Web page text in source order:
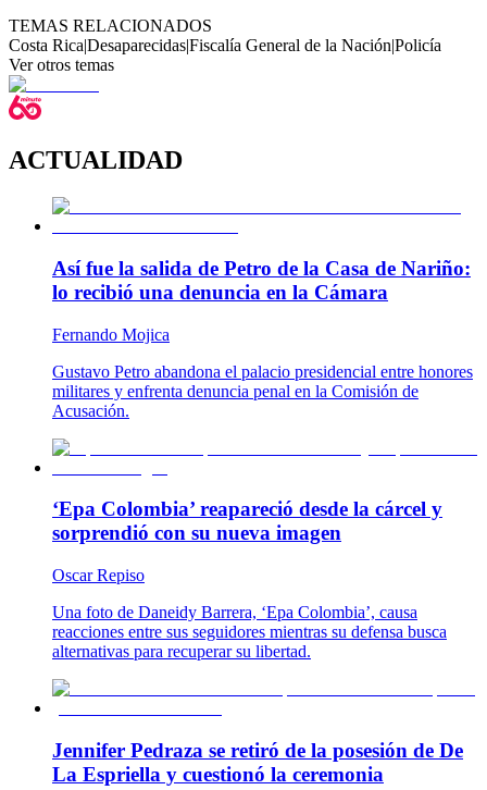
TEMAS RELACIONADOS
Costa Rica|Desaparecidas|Fiscalía General de la Nación|Policía
Ver otros temas
ACTUALIDAD
Así fue la salida de Petro de la Casa de Nariño:
lo recibió una denuncia en la Cámara
Fernando Mojica
Gustavo Petro abandona el palacio presidencial entre honores
militares y enfrenta denuncia penal en la Comisión de
Acusación.
‘Epa Colombia’ reapareció desde la cárcel y
sorprendió con su nueva imagen
Oscar Repiso
Una foto de Daneidy Barrera, ‘Epa Colombia’, causa
reacciones entre sus seguidores mientras su defensa busca
alternativas para recuperar su libertad.
Jennifer Pedraza se retiró de la posesión de De
La Espriella y cuestionó la ceremonia